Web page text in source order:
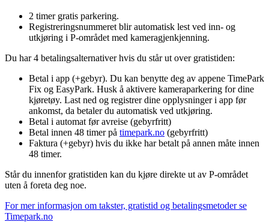
Aktiviteter
Tilbud
Inspirasjon
Søk
Praktisk informasjon
Ledige stillinger
2 timer gratis parkering.
Registreringsnummeret blir automatisk lest ved inn- og
utkjøring i P-området med kameragjenkjenning.
Du har 4 betalingsalternativer hvis du står ut over gratistiden:
Betal i app (+gebyr). Du kan benytte deg av appene TimePark
Fix og EasyPark. Husk å aktivere kameraparkering for dine
kjøretøy. Last ned og registrer dine opplysninger i app før
ankomst, da betaler du automatisk ved utkjøring.
Betal i automat før avreise (gebyrfritt)
Betal innen 48 timer på timepark.no (gebyrfritt)
Faktura (+gebyr) hvis du ikke har betalt på annen måte innen
48 timer.
Står du innenfor gratistiden kan du kjøre direkte ut av P-området
uten å foreta deg noe.
For mer informasjon om takster, gratistid og betalingsmetoder se
Timepark.no